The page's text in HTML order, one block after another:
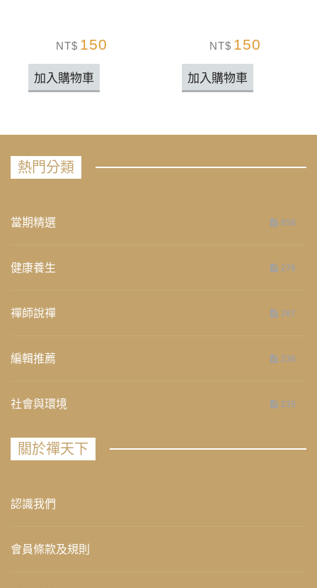
NT$ 150
加入購物車
NT$ 150
加入購物車
熱門分類
當期精選 658
健康養生 276
禪師說禪 267
編輯推薦 236
社會與環境 235
關於禪天下
認識我們
會員條款及規則